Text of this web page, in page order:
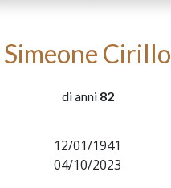
Simeone Cirillo
di anni 82
12/01/1941
04/10/2023